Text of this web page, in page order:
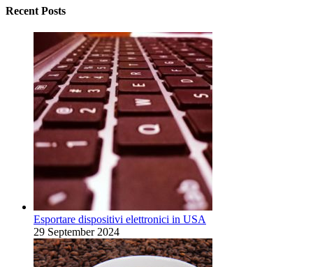
Recent Posts
Esportare dispositivi elettronici in USA
29 September 2024